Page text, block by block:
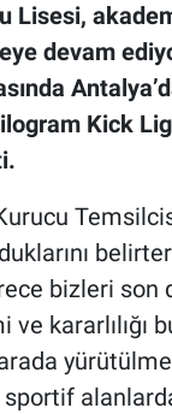
Lisesi,
devam
Kick
bizleri
kararlılığı